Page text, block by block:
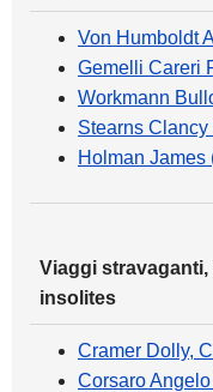
Von Humboldt
Gemelli Careri
Workmann
Stearns
Holman James
Viaggi
insolites
Cramer Dolly,
Corsaro